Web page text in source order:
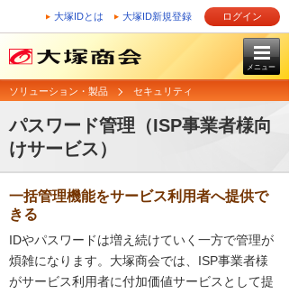
大塚IDとは 大塚ID新規登録 ログイン
メニュー
ソリューション・製品 セキュリティ
パスワード管理（ISP事業者様向
けサービス）
一括管理機能をサービス利用者へ提供で
きる
IDやパスワードは増え続けていく一方で管理が
煩雑になります。大塚商会では、ISP事業者様
がサービス利用者に付加価値サービスとして提